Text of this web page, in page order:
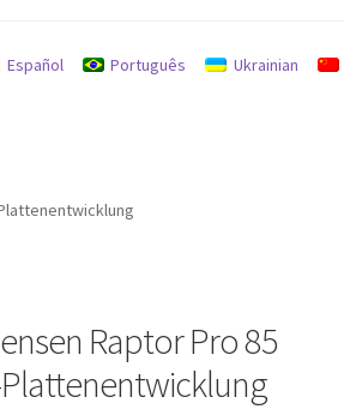
Español Português Ukrainian
Raptor Pro 85